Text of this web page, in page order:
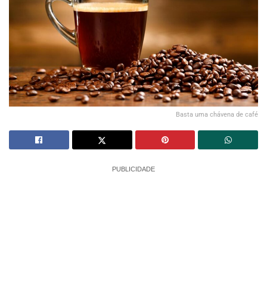
Basta uma chávena de café
PUBLICIDADE